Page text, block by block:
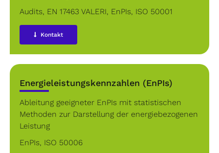
Audits, EN 17463 VALERI, EnPIs, ISO 50001
Kontakt
Energieleistungskennzahlen (EnPIs)
Ableitung geeigneter EnPIs mit statistischen
Methoden zur Darstellung der energiebezogenen
Leistung
EnPIs, ISO 50006